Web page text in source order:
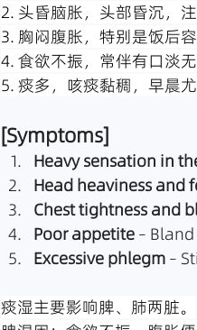
2. 头昏脑胀，头部昏沉，注
3. 胸闷腹胀，特别是饭后容
4. 食欲不振，常伴有口淡
5. 痰多，咳痰黏稠，早晨尤
[Symptoms]
Heavy sensation in
Head heaviness and
Chest tightness and
Poor appetite –
Excessive phlegm –
痰湿主要影响脾、肺两脏。